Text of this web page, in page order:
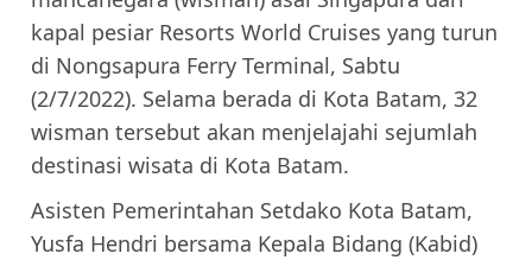
kapal pesiar Resorts World Cruises yang turun
di Nongsapura Ferry Terminal, Sabtu
(2/7/2022). Selama berada di Kota Batam, 32
wisman tersebut akan menjelajahi sejumlah
destinasi wisata di Kota Batam.
Asisten Pemerintahan Setdako Kota Batam,
Yusfa Hendri bersama Kepala Bidang (Kabid)